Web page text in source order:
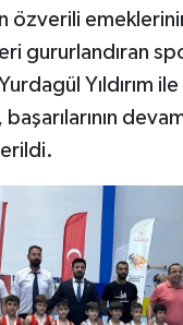
özverili
gururlandıran
Yıldırım ile